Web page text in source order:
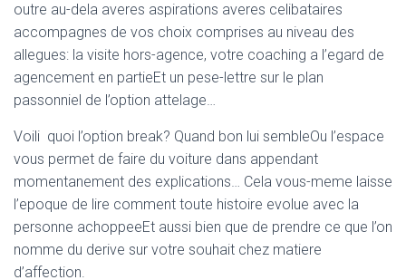
outre au-dela averes aspirations averes celibataires
accompagnes de vos choix comprises au niveau des
allegues: la visite hors-agence, votre coaching a l’egard de
agencement en partieEt un pese-lettre sur le plan
passonniel de l’option attelage…
Voili quoi l’option break? Quand bon lui sembleOu l’espace
vous permet de faire du voiture dans appendant
momentanement des explications… Cela vous-meme laisse
l’epoque de lire comment toute histoire evolue avec la
personne achoppeeEt aussi bien que de prendre ce que l’on
nomme du derive sur votre souhait chez matiere
d’affection.